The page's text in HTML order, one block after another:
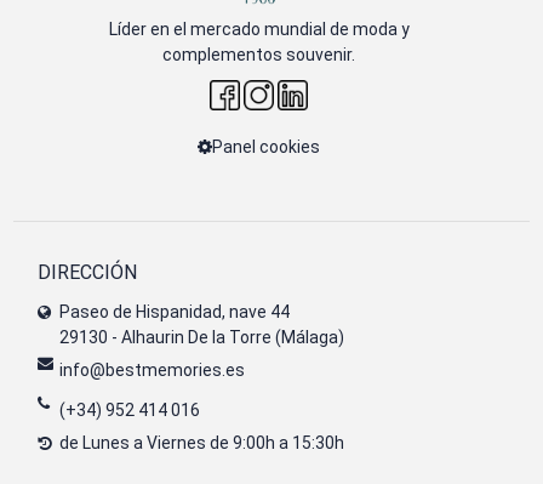
Líder en el mercado mundial de moda y
complementos souvenir.
Panel cookies
DIRECCIÓN
Paseo de Hispanidad, nave 44
29130 - Alhaurin De la Torre (Málaga)
info@bestmemories.es
(+34) 952 414 016
de Lunes a Viernes de 9:00h a 15:30h